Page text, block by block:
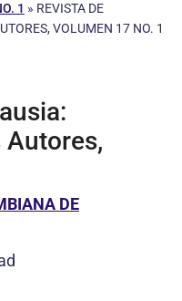
1 » REVISTA DE
VOLUMEN 17 NO. 1
DE